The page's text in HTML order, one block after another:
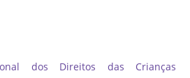
dos Direitos das Crianças